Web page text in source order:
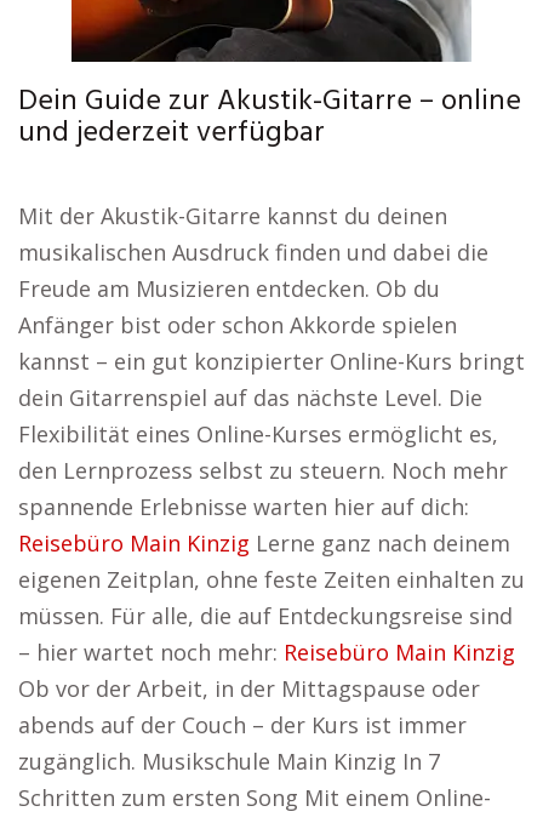
Dein Guide zur Akustik-Gitarre – online
und jederzeit verfügbar
Mit der Akustik-Gitarre kannst du deinen
musikalischen Ausdruck finden und dabei die
Freude am Musizieren entdecken. Ob du
Anfänger bist oder schon Akkorde spielen
kannst – ein gut konzipierter Online-Kurs bringt
dein Gitarrenspiel auf das nächste Level. Die
Flexibilität eines Online-Kurses ermöglicht es,
den Lernprozess selbst zu steuern. Noch mehr
spannende Erlebnisse warten hier auf dich:
Reisebüro Main Kinzig Lerne ganz nach deinem
eigenen Zeitplan, ohne feste Zeiten einhalten zu
müssen. Für alle, die auf Entdeckungsreise sind
– hier wartet noch mehr: Reisebüro Main Kinzig
Ob vor der Arbeit, in der Mittagspause oder
abends auf der Couch – der Kurs ist immer
zugänglich. Musikschule Main Kinzig In 7
Schritten zum ersten Song Mit einem Online-